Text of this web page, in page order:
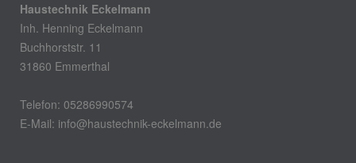
Haustechnik Eckelmann
Inh. Henning Eckelmann
Buchhorststr. 11
31860 Emmerthal
Telefon: 05286990574
E-Mail: info@haustechnik-eckelmann.de